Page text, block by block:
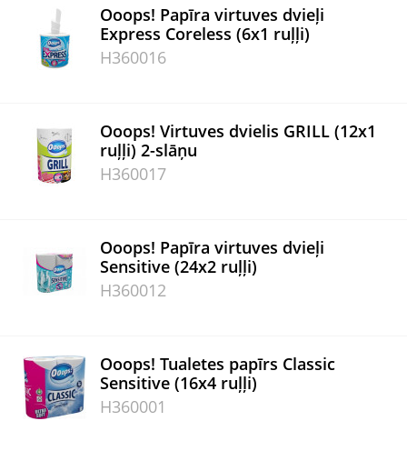
Ooops! Papīra virtuves dvieļi
Express Coreless (6x1 ruļļi)
H360016
Ooops! Virtuves dvielis GRILL (12x1
ruļļi) 2-slāņu
H360017
Ooops! Papīra virtuves dvieļi
Sensitive (24x2 ruļļi)
H360012
Ooops! Tualetes papīrs Classic
Sensitive (16x4 ruļļi)
H360001